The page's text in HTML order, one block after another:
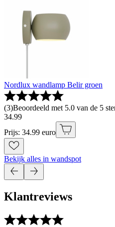
Nordlux wandlamp Belir groen
(3)Beoordeeld met 5.0 van de 5
34.99
Prijs: 34.99 euro
Bekijk alles in wandspot
Klantreviews